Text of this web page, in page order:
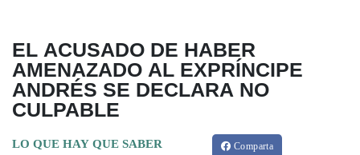
EL ACUSADO DE HABER
AMENAZADO AL EXPRÍNCIPE
ANDRÉS SE DECLARA NO
CULPABLE
LO QUE HAY QUE SABER
Comparta